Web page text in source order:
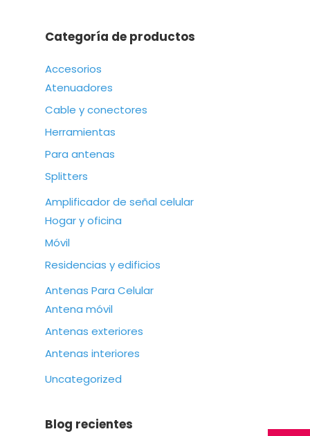
Categoría de productos
Accesorios
Atenuadores
Cable y conectores
Herramientas
Para antenas
Splitters
Amplificador de señal celular
Hogar y oficina
Móvil
Residencias y edificios
Antenas Para Celular
Antena móvil
Antenas exteriores
Antenas interiores
Uncategorized
Blog recientes